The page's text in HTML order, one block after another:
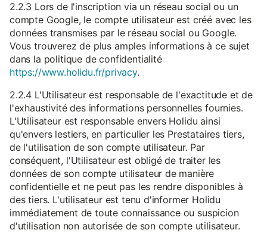
2.2.3 Lors de l'inscription via un réseau social ou un
compte Google, le compte utilisateur est créé avec les
données transmises par le réseau social ou Google.
Vous trouverez de plus amples informations à ce sujet
dans la politique de confidentialité
https://www.holidu.fr/privacy.
2.2.4 L'Utilisateur est responsable de l'exactitude et de
l'exhaustivité des informations personnelles fournies.
L'Utilisateur est responsable envers Holidu ainsi
qu'envers lestiers, en particulier les Prestataires tiers,
de l'utilisation de son compte utilisateur. Par
conséquent, l'Utilisateur est obligé de traiter les
données de son compte utilisateur de manière
confidentielle et ne peut pas les rendre disponibles à
des tiers. L'utilisateur est tenu d'informer Holidu
immédiatement de toute connaissance ou suspicion
d'utilisation non autorisée de son compte utilisateur.